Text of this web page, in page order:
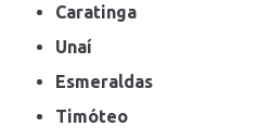
Caratinga
Unaí
Esmeraldas
Timóteo